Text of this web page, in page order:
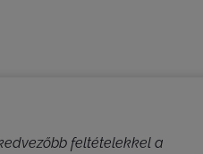
feltételekkel a